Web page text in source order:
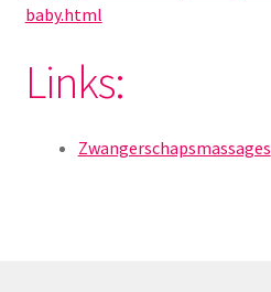
baby.html
Links:
Zwangerschapsmassages